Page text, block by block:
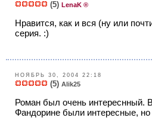
(5) LenaK ®
Нравится, как и вся (ну или
серия. :)
НОЯБРЬ 30, 2004 22:18
(5) Alik25
Роман был oчень интереснный.
Фандорине были интересные, но